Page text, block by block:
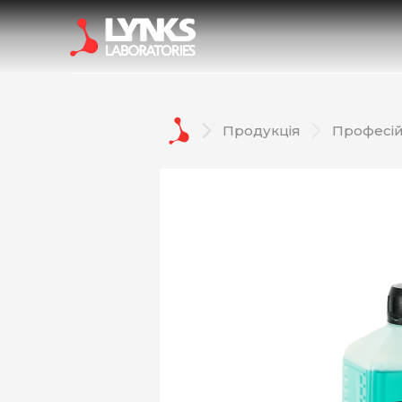
ЗАМОВЛЯЙ
НАШУ ПРОДУКЦІЮ
Продукція